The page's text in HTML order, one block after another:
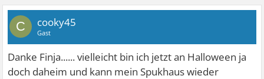
C cooky45
Gast
Danke Finja...... vielleicht bin ich jetzt an Halloween ja
doch daheim und kann mein Spukhaus wieder